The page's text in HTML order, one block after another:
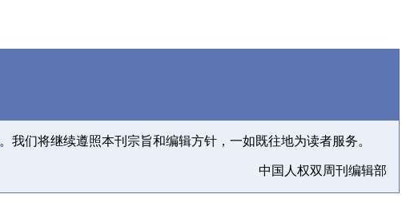
。我们将继续遵照本刊宗旨和编辑方针，一如既往地为读者服务。
中国人权双周刊编辑部